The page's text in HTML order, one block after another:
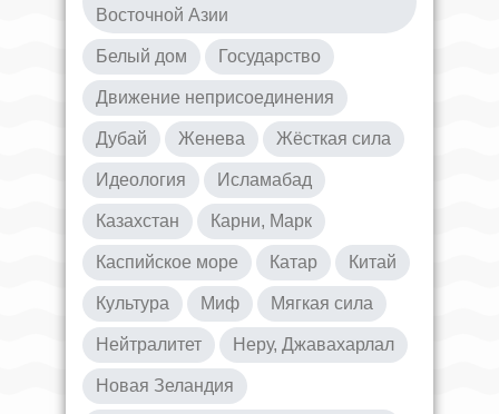
Восточной Азии
Белый дом Государство
Движение неприсоединения
Дубай Женева Жёсткая сила
Идеология Исламабад
Казахстан Карни, Марк
Каспийское море Катар Китай
Культура Миф Мягкая сила
Нейтралитет Неру, Джавахарлал
Новая Зеландия